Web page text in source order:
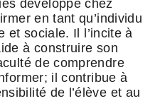
développe chez
en tant qu’individu
et sociale. Il l’incite à
à construire son
de comprendre
il contribue à
de l’élève et au